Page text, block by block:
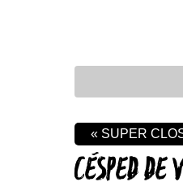
CÉSPED DE
« SUPER